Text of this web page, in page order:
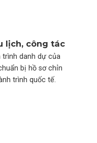
lịch, công tác
trình danh dự của
bị hồ sơ chỉn
trình quốc tế.